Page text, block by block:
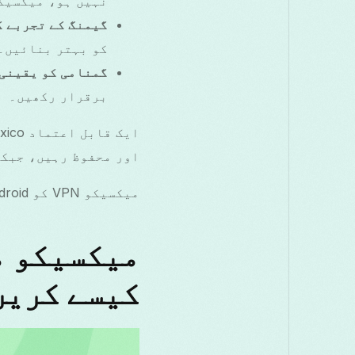
گیمنگ کے تجربے
کو بہتر
گمنامی کو
برقرار رکھیں۔
اور محفوظ رہیں،
میکسیکو VPN کو Android پر قابل اعتماد تحفظ کے لیے آزمائیں۔
کیسے